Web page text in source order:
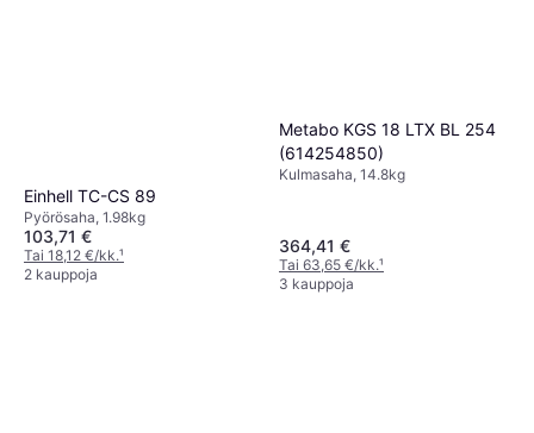
Einhell TC-CS 89
Pyörösaha, 1.98kg
103,71 €
Tai 18,12 €/kk.¹
2 kauppoja
Metabo KGS 18 LTX BL 254
(614254850)
Kulmasaha, 14.8kg
364,41 €
Tai 63,65 €/kk.¹
3 kauppoja